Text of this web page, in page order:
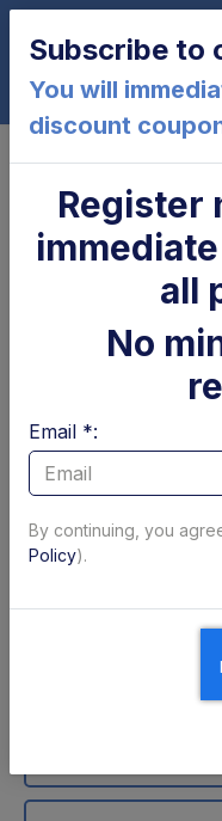
DLB3000-
Cilindro di
brandeggio Zepro
ZNU-75-110 (SA)
Code: 11711Z
Subscribe to
You will
discount
Register
all
No
Email *:
By continuing, you
Policy).